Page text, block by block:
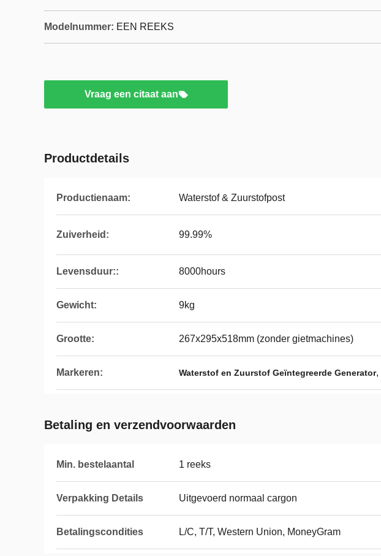
Modelnummer: EEN REEKS
Vraag een citaat aan
Productdetails
Productienaam: Waterstof & Zuurstofpost
Zuiverheid: 99.99%
Levensduur:: 8000hours
Gewicht: 9kg
Grootte: 267x295x518mm (zonder gietmachines)
Markeren: Waterstof en Zuurstof Geïntegreerde Generator,
Betaling en verzendvoorwaarden
Min. bestelaantal 1 reeks
Verpakking Details Uitgevoerd normaal cargon
Betalingscondities L/C, T/T, Western Union, MoneyGram